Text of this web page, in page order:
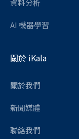
資料分析
AI 機器學習
關於 iKala
關於我們
新聞媒體
聯絡我們